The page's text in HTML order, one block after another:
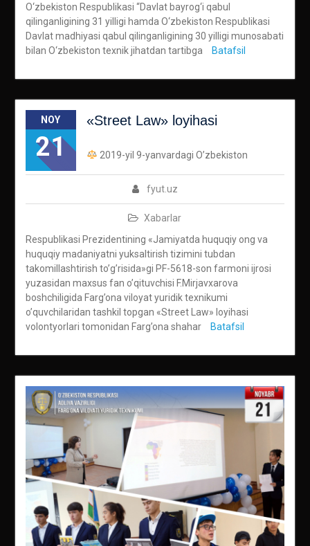
O‘zbekiston Respublikasi “Davlat bayrog‘i qabul
qilinganligining 31 yilligi hamda O‘zbekiston Respublikasi
Davlat madhiyasi qabul qilinganligining 30 yilligi munosabati
bilan O‘zbekiston texnik jihatdan tartibga
Batafsil
NOY
21
«Street Law» loyihasi
fyut.uz
Xabarlar
2019-yil 9-yanvardagi O’zbekiston
Respublikasi Prezidentining «Jamiyatda huquqiy ong va
huquqiy madaniyatni yuksaltirish tizimini tubdan
takomillashtirish to’g’risida»gi PF-5618-son farmoni ijrosi
yuzasidan maxsus fan o’qituvchisi F.Mirjavxarova
boshchiligida Farg’ona viloyat yuridik texnikumi
o’quvchilaridan tashkil topgan «Street Law» loyihasi
volontyorlari tomonidan Farg’ona shahar
Batafsil